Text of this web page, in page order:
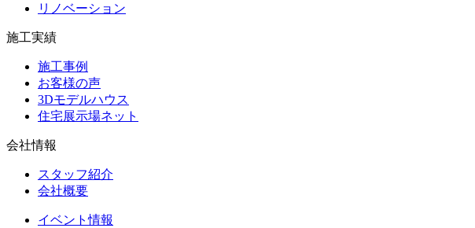
リノベーション
施工実績
施工事例
お客様の声
3Dモデルハウス
住宅展示場ネット
会社情報
スタッフ紹介
会社概要
イベント情報